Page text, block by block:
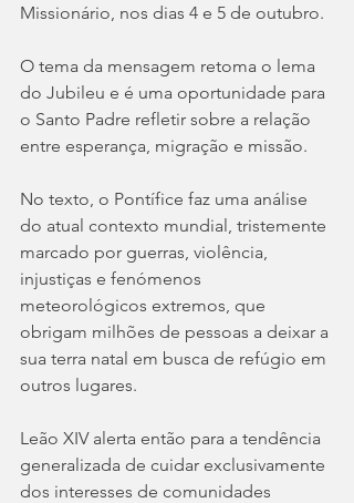
Missionário, nos dias 4 e 5 de outubro.
O tema da mensagem retoma o lema
do Jubileu e é uma oportunidade para
o Santo Padre refletir sobre a relação
entre esperança, migração e missão.
No texto, o Pontífice faz uma análise
do atual contexto mundial, tristemente
marcado por guerras, violência,
injustiças e fenómenos
meteorológicos extremos, que
obrigam milhões de pessoas a deixar a
sua terra natal em busca de refúgio em
outros lugares.
Leão XIV alerta então para a tendência
generalizada de cuidar exclusivamente
dos interesses de comunidades